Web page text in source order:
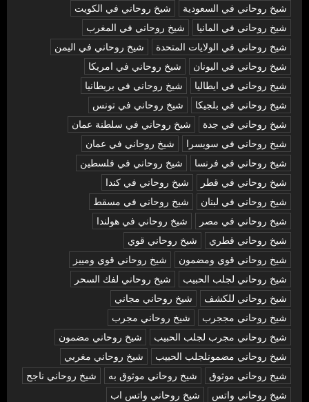
شيخ روحاني في السعودية
شيخ روحاني في الكويت
شيخ روحاني في المانيا
شيخ روحاني في المغرب
شيخ روحاني في الولايات المتحدة
شيخ روحاني في اليمن
شيخ روحاني في اليونان
شيخ روحاني في امريكا
شيخ روحاني في ايطاليا
شيخ روحاني في بريطانيا
شيخ روحاني في بلجيكا
شيخ روحاني في تونس
شيخ روحاني في جدة
شيخ روحاني في سلطنة عمان
شيخ روحاني في سويسرا
شيخ روحاني في عمان
شيخ روحاني في فرنسا
شيخ روحاني في فلسطين
شيخ روحاني في قطر
شيخ روحاني في كندا
شيخ روحاني في لبنان
شيخ روحاني في مسقط
شيخ روحاني في مصر
شيخ روحاني في هولندا
شيخ روحاني قطري
شيخ روحاني قوي
شيخ روحاني قوي ومضمون
شيخ روحاني قوي ومييز
شيخ روحاني لجلب الحبيب
شيخ روحاني لفك السحر
شيخ روحاني للكشف
شيخ روحاني مجاني
شيخ روحاني مججرب
شيخ روحاني مجرب
شيخ روحاني مجرب لجلب الحبيب
شيخ روحاني مضمون
شيخ روحاني مضمونلجلب الحبيب
شيخ روحاني مغربي
شيخ روحاني موثوق
شيخ روحاني موثوق به
شيخ روحاني ناجح
شيخ روحاني واتس
شيخ روحاني واتس اب